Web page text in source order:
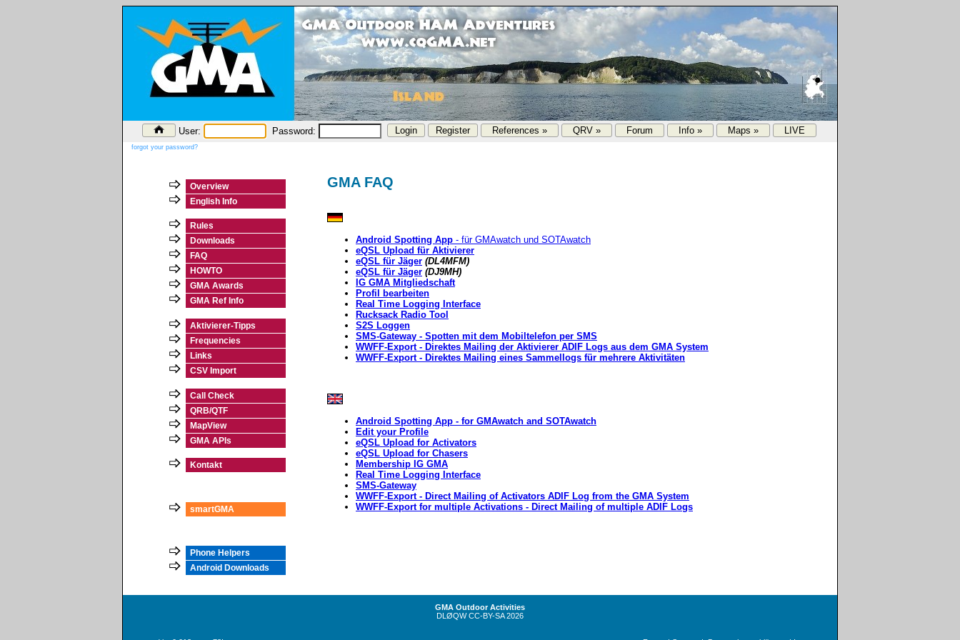
User: Password: References » QRV » Forum Info » Maps » LIVE
forgot your password?
Overview
English Info
Rules
Downloads
FAQ
HOWTO
GMA Awards
GMA Ref Info
Aktivierer-Tipps
Frequencies
Links
CSV Import
Call Check
QRB/QTF
MapView
GMA APIs
Kontakt
smartGMA
Phone Helpers
Android Downloads
GMA FAQ
Android Spotting App - für GMAwatch und SOTAwatch
eQSL Upload für Aktivierer
eQSL für Jäger (DL4MFM)
eQSL für Jäger (DJ9MH)
IG GMA Mitgliedschaft
Profil bearbeiten
Real Time Logging Interface
Rucksack Radio Tool
S2S Loggen
SMS-Gateway - Spotten mit dem Mobiltelefon per SMS
WWFF-Export- Direktes Mailing der Aktivierer ADIF Logs aus dem GMA System
WWFF-Export- Direktes Mailing eines Sammellogs für mehrere Aktivitäten
Android Spotting App - for GMAwatch and SOTAwatch
Edit your Profile
eQSL Upload for Activators
eQSL Upload for Chasers
Membership IG GMA
Real Time Logging Interface
SMS-Gateway
WWFF-Export- Direct Mailing of Activators ADIF Log from the GMA System
WWFF-Export for multiple Activations - Direct Mailing of multiple ADIF Logs
GMA Outdoor Activities
DLØQWCC-BY-SA2026